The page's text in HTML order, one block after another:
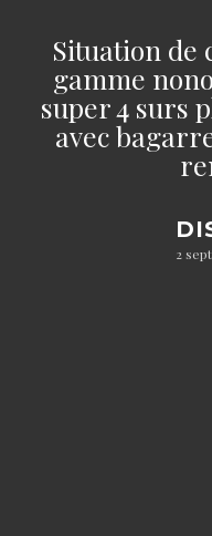
Situation de
gamme
super 4 surs
avec
2